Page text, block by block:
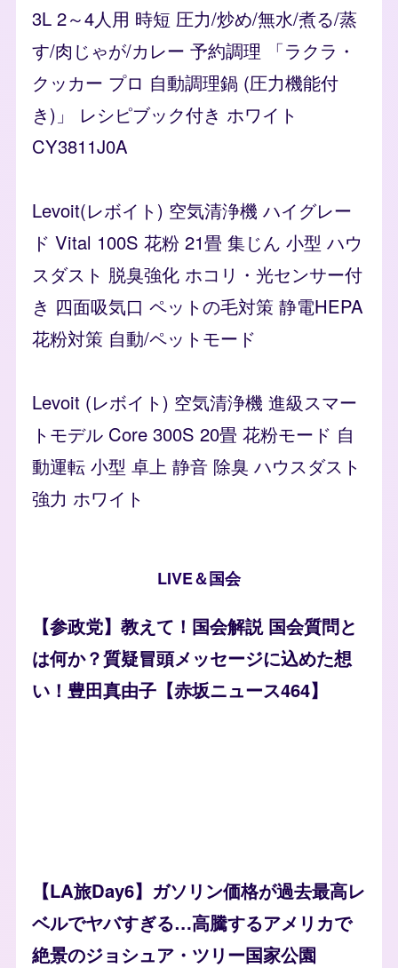
3L 2～4人用 時短 圧力/炒め/無水/煮る/蒸
す/肉じゃが/カレー 予約調理 「ラクラ・
クッカー プロ 自動調理鍋 (圧力機能付
き)」 レシピブック付き ホワイト
CY3811J0A
Levoit(レボイト) 空気清浄機 ハイグレー
ド Vital 100S 花粉 21畳 集じん 小型 ハウ
スダスト 脱臭強化 ホコリ・光センサー付
き 四面吸気口 ペットの毛対策 静電HEPA
花粉対策 自動/ペットモード
Levoit (レボイト) 空気清浄機 進級スマー
トモデル Core 300S 20畳 花粉モード 自
動運転 小型 卓上 静音 除臭 ハウスダスト
強力 ホワイト
LIVE＆国会
【参政党】教えて！国会解説 国会質問と
は何か？質疑冒頭メッセージに込めた想
い！豊田真由子【赤坂ニュース464】
【LA旅Day6】ガソリン価格が過去最高レ
ベルでヤバすぎる…高騰するアメリカで
絶景のジョシュア・ツリー国家公園